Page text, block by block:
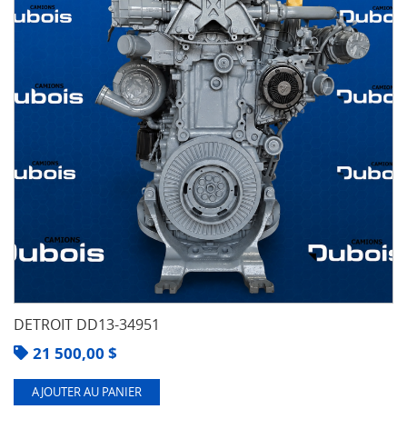
DETROIT DD13-34951
21 500,00 $
AJOUTER AU PANIER